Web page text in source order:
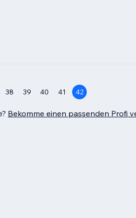
38 39 40 41 42
Bekomme einen passenden Profi